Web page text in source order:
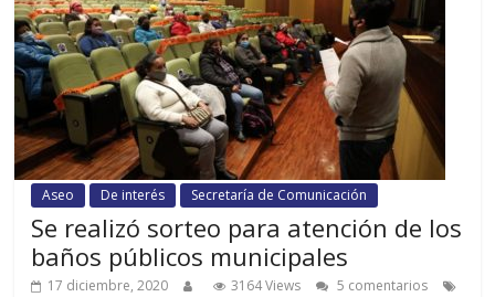
Aseo De interés Secretaría de Comunicación
Se realizó sorteo para atención de los
baños públicos municipales
17 diciembre, 2020 3164 Views
5 comentarios